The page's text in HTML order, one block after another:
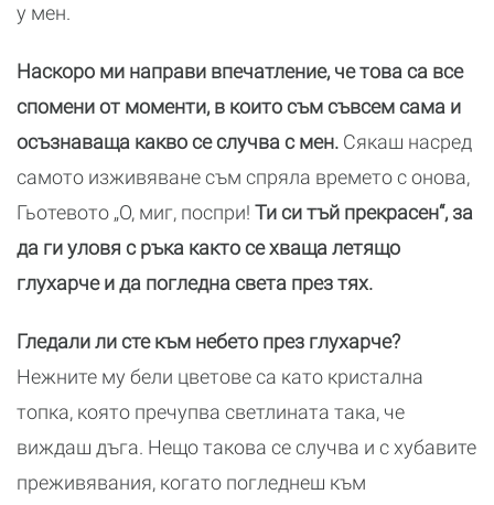
у мен.
Наскоро ми направи впечатление, че това са все
спомени от моменти, в които съм съвсем сама и
осъзнаваща какво се случва с мен. Сякаш насред
самото изживяване съм спряла времето с онова,
Гьотевото „О, миг, поспри! Ти си тъй прекрасен“, за
да ги уловя с ръка както се хваща летящо
глухарче и да погледна света през тях.
Гледали ли сте към небето през глухарче?
Нежните му бели цветове са като кристална
топка, която пречупва светлината така, че
виждаш дъга. Нещо такова се случва и с хубавите
преживявания, когато погледнеш към